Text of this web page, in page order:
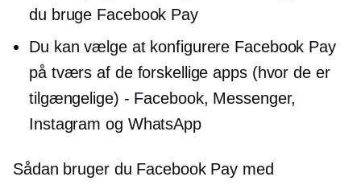
du bruge Facebook Pay
Du kan vælge at konfigurere Facebook Pay
på tværs af de forskellige apps (hvor de er
tilgængelige) - Facebook, Messenger,
Instagram og WhatsApp
Sådan bruger du Facebook Pay med